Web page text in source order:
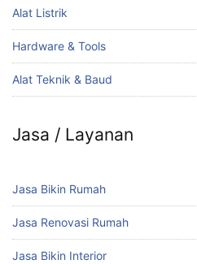
Alat Listrik
Hardware & Tools
Alat Teknik & Baud
Jasa / Layanan
Jasa Bikin Rumah
Jasa Renovasi Rumah
Jasa Bikin Interior